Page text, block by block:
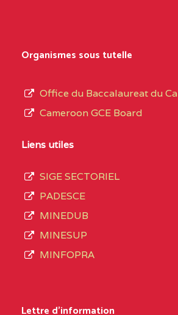
CENTRE
COLLEGE
SAINT
CENTRE
CENTRE
du
de
septembre
2020
compte
3408
Organismes sous tutelle
Office du Baccalaureat du
Cameroon GCE Board
Liens utiles
SIGE SECTORIEL
PADESCE
MINEDUB
MINESUP
MINFOPRA
Lettre d'information